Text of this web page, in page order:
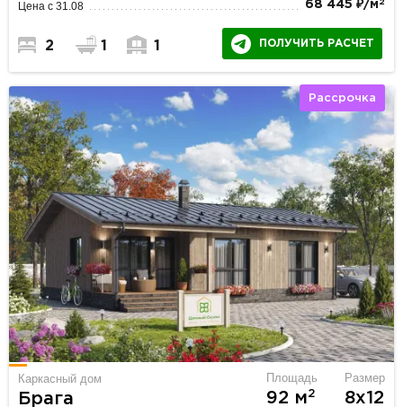
Цена с 31.08 68 445 ₽/м
2 1 1 ПОЛУЧИТЬ РАСЧЕТ
Рассрочка
Каркасный дом
Брага
Площадь
92 м2
Размер
8х12